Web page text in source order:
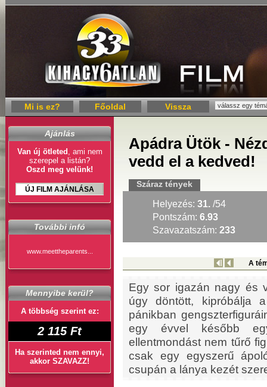
Mi is ez? Főoldal Vissza
Apádra Ütök -
vedd el a kedved!
Száraz tények
Helyezés: 31. /54
Pontszám: 6.93
Szavazatszám: 233
A
Egy sor igazán nagy és
úgy döntött, kipróbálja
pánikban
egy évvel később
ellentmondást nem tűrő
csak egy egyszerű
csupán a lánya kezét
Ajánlás
Van új ötleted , ami nem
szerepel a listán?
Oszd meg velünk!
ÚJ FILM AJÁNLÁSA
További infó
www.meettheparents...
Mennyibe kerül?
A többség szerint ez:
2 115 Ft
Ha szerinted nem ennyi,
akkor SZAVAZZ!